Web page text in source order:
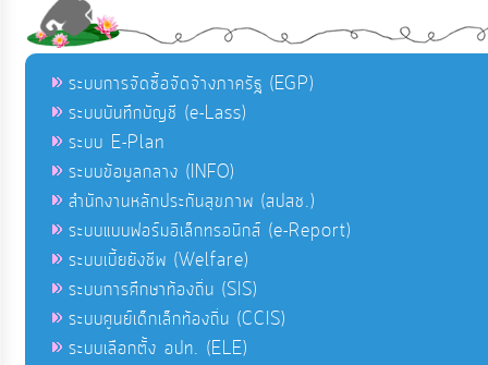
ระบบการจัดซื้อจัดจ้างภาครัฐ (EGP)
ระบบบันทึกบัญชี (e-Lass)
ระบบ E-Plan
ระบบข้อมูลกลาง (INFO)
สำนักงานหลักประกันสุขภาพ (สปสช.)
ระบบแบบฟอร์มอิเล็กทรอนิกส์ (e-Report)
ระบบเบี้ยยังชีพ (Welfare)
ระบบการศึกษาท้องถิ่น (SIS)
ระบบศูนย์เด็กเล็กท้องถิ่น (CCIS)
ระบบเลือกตั้ง อปท. (ELE)